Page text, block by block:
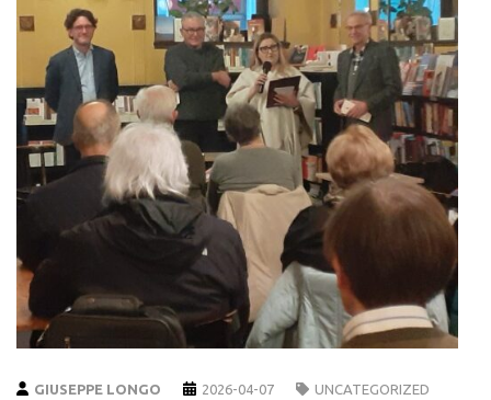
GIUSEPPE LONGO 2026-04-07 UNCATEGORIZED